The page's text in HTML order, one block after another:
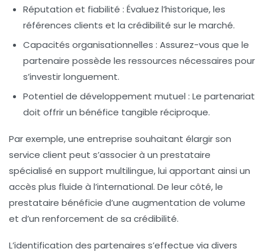
Réputation et fiabilité : Évaluez l’historique, les
références clients et la crédibilité sur le marché.
Capacités organisationnelles : Assurez-vous que le
partenaire possède les ressources nécessaires pour
s’investir longuement.
Potentiel de développement mutuel : Le partenariat
doit offrir un bénéfice tangible réciproque.
Par exemple, une entreprise souhaitant élargir son
service client peut s’associer à un prestataire
spécialisé en support multilingue, lui apportant ainsi un
accès plus fluide à l’international. De leur côté, le
prestataire bénéficie d’une augmentation de volume
et d’un renforcement de sa crédibilité.
L’identification des partenaires s’effectue via divers